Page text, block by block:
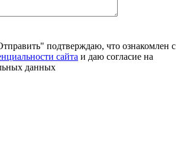
подтверждаю, что ознакомлен с
сайта и даю согласие на
данных